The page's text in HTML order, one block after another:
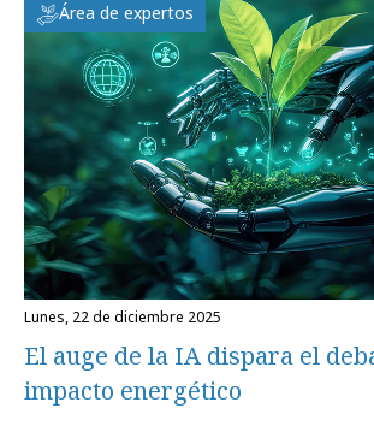
Área de expertos
lunes, 22 de diciembre 2025
El auge de la IA dispara el
impacto energético